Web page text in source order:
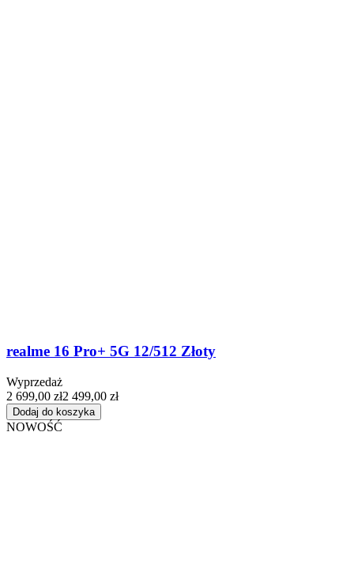
realme 16 Pro+ 5G 12/512 Złoty
Wyprzedaż
2 699,00 zł2 499,00 zł
Dodaj do koszyka
NOWOŚĆ